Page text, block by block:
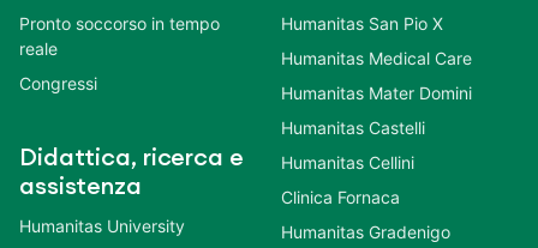
Pronto soccorso in tempo
reale
Congressi
Didattica, ricerca e
assistenza
Humanitas University
Humanitas San Pio X
Humanitas Medical Care
Humanitas Mater Domini
Humanitas Castelli
Humanitas Cellini
Clinica Fornaca
Humanitas Gradenigo